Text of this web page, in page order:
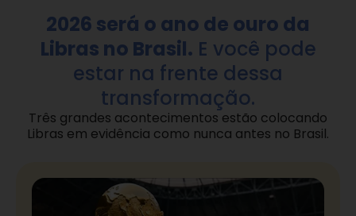
2026 será o ano de ouro da
Libras no Brasil. E você pode
estar na frente dessa
transformação.
Três grandes acontecimentos estão colocando
Libras em evidência como nunca antes no Brasil.